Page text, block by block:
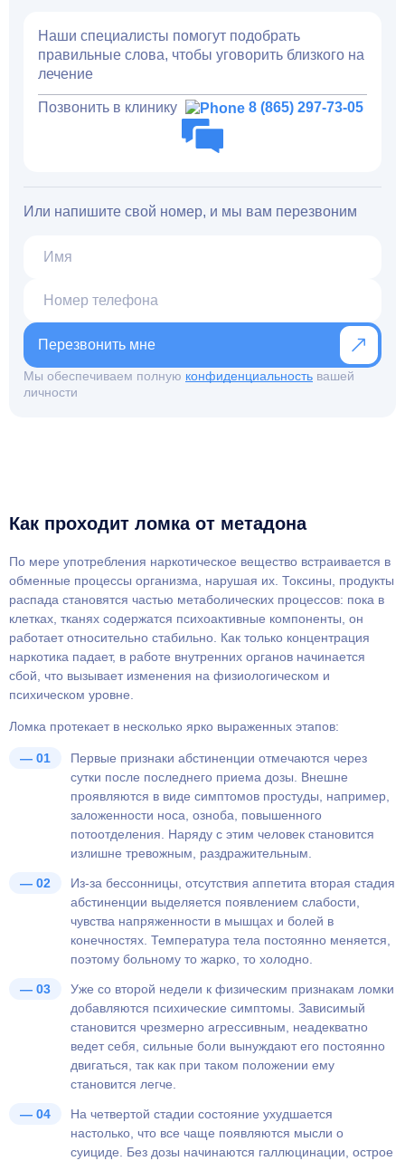
Наши специалисты помогут подобрать
правильные слова, чтобы уговорить близкого на
лечение
Позвонить в клинику 8 (865) 297-73-05
Или напишите свой номер, и мы вам перезвоним
Перезвонить мне
Мы обеспечиваем полную конфиденциальность вашей
личности
Как проходит ломка от метадона
По мере употребления наркотическое вещество встраивается в
обменные процессы организма, нарушая их. Токсины, продукты
распада становятся частью метаболических процессов: пока в
клетках, тканях содержатся психоактивные компоненты, он
работает относительно стабильно. Как только концентрация
наркотика падает, в работе внутренних органов начинается
сбой, что вызывает изменения на физиологическом и
психическом уровне.
Ломка протекает в несколько ярко выраженных этапов:
Первые признаки абстиненции отмечаются через
сутки после последнего приема дозы. Внешне
проявляются в виде симптомов простуды, например,
заложенности носа, озноба, повышенного
потоотделения. Наряду с этим человек становится
излишне тревожным, раздражительным.
Из-за бессонницы, отсутствия аппетита вторая стадия
абстиненции выделяется появлением слабости,
чувства напряженности в мышцах и болей в
конечностях. Температура тела постоянно меняется,
поэтому больному то жарко, то холодно.
Уже со второй недели к физическим признакам ломки
добавляются психические симптомы. Зависимый
становится чрезмерно агрессивным, неадекватно
ведет себя, сильные боли вынуждают его постоянно
двигаться, так как при таком положении ему
становится легче.
На четвертой стадии состояние ухудшается
настолько, что все чаще появляются мысли о
суициде. Без дозы начинаются галлюцинации, острое